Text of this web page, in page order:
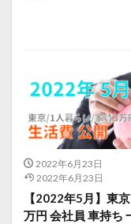
2022年6月23日
2022年6月23日
【2022年5月】東
万円 会社員 車持ち